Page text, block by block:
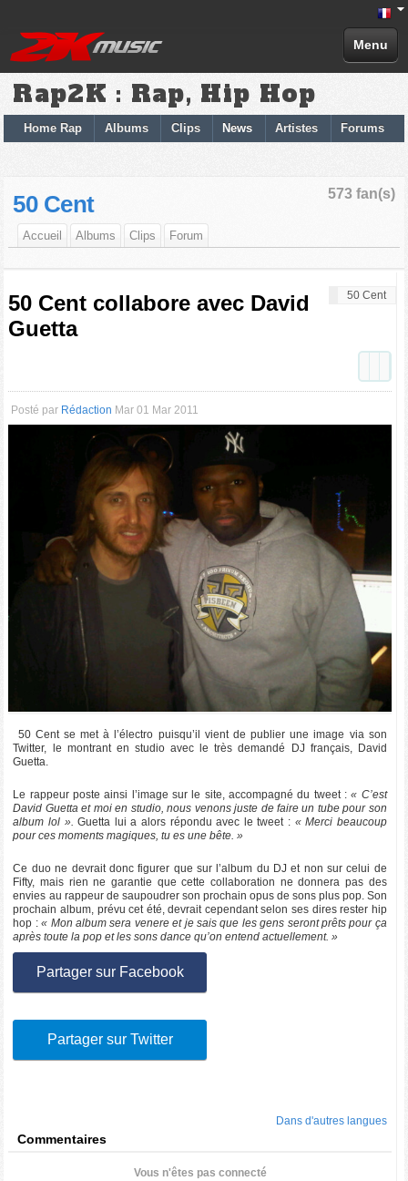
Menu
Rap2K : Rap, Hip Hop
Home Rap Albums Clips News Artistes Forums
573 fan(s)
50 Cent
Accueil Albums Clips Forum
50 Cent
50 Cent collabore avec David
Guetta
Posté par Rédaction Mar 01 Mar 2011
50 Cent se met à l’électro puisqu’il vient de publier une image via son
Twitter, le montrant en studio avec le très demandé DJ français, David
Guetta.
Le rappeur poste ainsi l’image sur le site, accompagné du tweet :« C’est
David Guetta et moi en studio, nous venons juste de faire un tube pour son
album lol ». Guetta lui a alors répondu avec le tweet : « Merci beaucoup
pour ces moments magiques, tu es une bête. »
Ce duo ne devrait donc figurer que sur l’album du DJ et non sur celui de
Fifty, mais rien ne garantie que cette collaboration ne donnera pas des
envies au rappeur de saupoudrer son prochain opus de sons plus pop. Son
prochain album, prévu cet été, devrait cependant selon ses dires rester hip
hop :« Mon album sera venere et je sais que les gens seront prêts pour ça
après toute la pop et les sons dance qu’on entend actuellement. »
Partager sur Facebook
Partager sur Twitter
Dans d'autres langues
Commentaires
Vous n'êtes pas connecté